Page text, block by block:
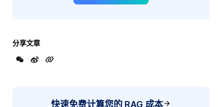
分享文章
快速免费计算您的 RAG 成本